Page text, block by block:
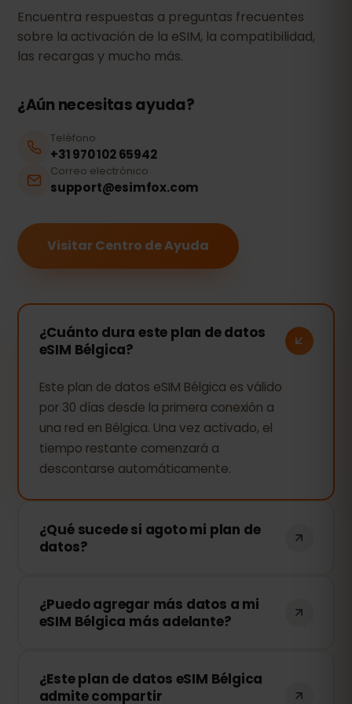
Encuentra respuestas a preguntas frecuentes
sobre la activación de la eSIM, la compatibilidad,
las recargas y mucho más.
¿Aún necesitas ayuda?
Teléfono
+31 970 102 65942
Correo electrónico
support@esimfox.com
Visitar Centro de Ayuda
¿Cuánto dura este plan de datos
eSIM Bélgica?
Este plan de datos eSIM Bélgica es válido
por 30 días desde la primera conexión a
una red en Bélgica. Una vez activado, el
tiempo restante comenzará a
descontarse automáticamente.
¿Qué sucede si agoto mi plan de
datos?
conexión se detendrá. Puedes recargar
tu eSIM fácilmente desde tu panel de
¿Puedo agregar más datos a mi
eSIM Bélgica más adelante?
cualquier momento sin necesidad de
reinstalar tu eSIM. Solo accede a tu
¿Este plan de datos eSIM Bélgica
admite compartir